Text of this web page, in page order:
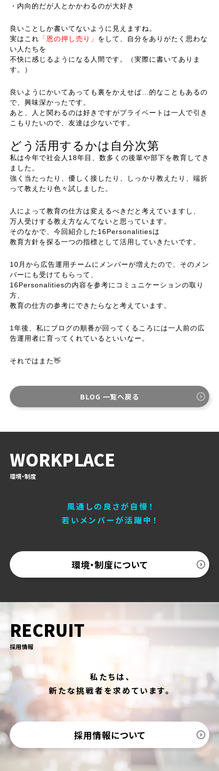
・内向的だが人とかかわるのが大好き
良いことしか書いてないように見えますね。
実はこれ 「恩の押し売り」 をして、自分をありがたく思わな
い人たちを
不快に感じるようになる人間です。（実際に書いてありま
す。）
良いようにかいてあっても裏をかえせば…的なこともあるの
で、興味深かったです。
あと、人と関わるのは好きですがプライベートは一人で引き
こもりたいので、友達は少ないです。
どう活用するかは自分次第
私は今年で社会人18年目、数多くの後輩や部下を教育してき
ました。
強く当たったり、優しく接したり、しっかり教えたり、端折
って教えたり色々試しました。
人によって教育の仕方は変えるべきだと考えていますし、
万人受けする教え方なんてないと思っています。
そのなかで、今回紹介した16Personalitiesは
教育方針を探る一つの指標として活用していきたいです。
10月から広告運用チームにメンバーが増えたので、そのメン
バーにも受けてもらって、
16Personalitiesの内容を参考にコミュニケーションの取り
方、
教育の仕方の参考にできたらなと考えています。
1年後、私にブログの順番が回ってくるころには一人前の広
告運用者に育ってくれているといいなー。
それではまた👋
BLOG 一覧へ戻る
WORKPLACE
環境・制度
風通しの良さが自慢！
若いメンバーが活躍中！
環境・制度について
RECRUIT
採用情報
私たちは、
新たな挑戦者を求めています。
採用情報について